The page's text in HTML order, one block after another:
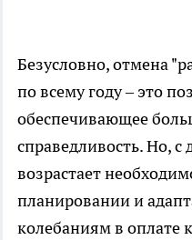
Безусловно, отмена
по всему году – это
обеспечивающее
справедливость. Но, с
возрастает
планировании и
колебаниям в оплате